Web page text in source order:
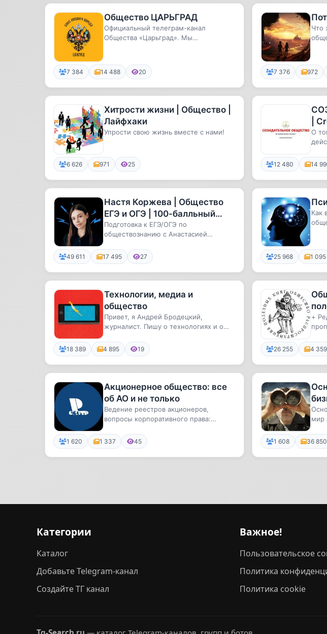
Общество ЦАРЬГРАД
Официальный телеграм-канал
Общества «Царьград». Мы
7 384 14 488 20
Что
7 376 972
Хитрости жизни | Общество |
Лайфхаки
Упрости свою жизнь вместе с нами!
6 626 971 25
|
О
12 480 14
Настя Коржева | Общество
ЕГЭ и ОГЭ | 100-балльный
репетитор
Подготовка к ЕГЭ/ОГЭ по
обществознанию с Анастасией
школы «100балль...
49 611 17 495 27
Как
25 968 1 095
Технологии, медиа и
общество
Привет, я Андрей Бродецкий,
журналист. Пишу о технологиях и о
18 389 4 895 19
+
26 255 4 359
Акционерное общество: все
об АО и не только
Ведение реестров акционеров,
вопросы корпоративного права:
д...
1 620 1 337 45
мир
1 608 36 850
Категории
Каталог
Добавьте Telegram-канал
Создайте ТГ канал
Важное!
Пользовательское
Политика
Политика cookie